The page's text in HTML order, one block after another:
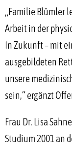
„Familie Blümler
Arbeit in der
In Zukunft – mit
ausgebildeten
unsere
sein,“ ergänzt
Frau Dr. Lisa
Studium 2001 an